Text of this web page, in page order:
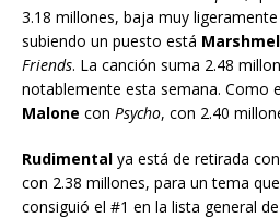
3.18 millones, baja muy
subiendo un puesto está
Friends. La canción suma 2.48
notablemente esta semana. Como
Malone con Psycho, con 2.40
Rudimental ya está de retirada con
con 2.38 millones, para un tema
consiguió el #1 en la lista general